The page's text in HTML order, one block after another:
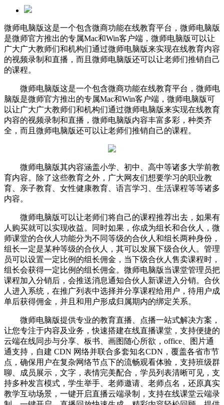
微师电脑版这是一个包含微商功能在线教育平台，微师电脑版
是微师官方推出的专属Mac和Win客户端，微师电脑版可以让
广大广大教师们和机构们通过微师电脑版来实现在线教育内容
的视频录制和直播，而且微师电脑版还可以让老师们推销自己
的课程。
微师电脑版这是一个包含微商功能在线教育平台，微师电
脑版是微师官方推出的专属Mac和Win客户端，微师电脑版可
以让广大广大教师们和机构们通过微师电脑版来实现在线教育
内容的视频录制和直播，微师电脑版内容丰富多彩，种类齐
全，而且微师电脑版还可以让老师们推销自己的课程。
微师电脑版其内容涵盖小学、初中、高中等诸多大学前教
育内容。除了这些教育之外，广大网友们想要学习的职业教
育、亲子教育、女性健康教育、语言学习、生活课程等等诸多
内容。
微师电脑版可以让老师们将自己的课程推荐出去，如果有
人购买就可以实现收益。同时如果，你成为组长和合伙人，微
师课堂的合伙人功能分为不同等级的合伙人和组长两种身份，
组长一定是某种等级的合伙人，其可以发展下级合伙人。管理
员可以设置一定比例的组长佣金，当下级合伙人售卖课程时，
组长会获得一定比例的组长佣金。微师电脑版当课堂管理员把
课程加入分销后，会推送消息通知合伙人新课进入分销。合伙
人进入系统，在推广列表中选择并分享课程给用户，待用户成
单后获得佣金，并且和用户形成归属期内的绑定关系。
微师电脑版提供专业的教育直播、点播一站式解决方案，
让您专注于内容及业务，快速搭建在线直播课堂，支持便捷的
云端在线同步与分享、板书、画图随心所欲，office、图片通
通支持，自建 CDN 网络并联合多套知名CDN，覆盖各省市节
点，确保用户在复杂网络节点下的流畅观看体验，支持班级群
聊、成员展示，文字，表情完美配合，学员列表清晰可见，支
持多种发言模式，学生举手、老师邀请、老师点名，还原真实
教学互动场景，一键开启直播云端录制，支持在线课堂云端录